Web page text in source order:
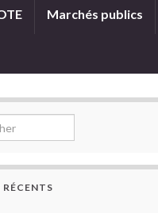
Marchés publics